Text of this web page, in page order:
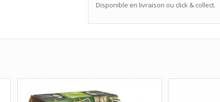
Disponible en livraison ou click & collect.